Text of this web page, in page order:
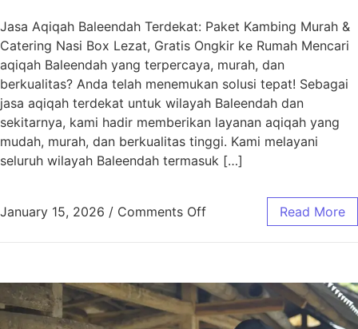
Jasa Aqiqah Baleendah Terdekat: Paket Kambing Murah &
Catering Nasi Box Lezat, Gratis Ongkir ke Rumah Mencari
aqiqah Baleendah yang terpercaya, murah, dan
berkualitas? Anda telah menemukan solusi tepat! Sebagai
jasa aqiqah terdekat untuk wilayah Baleendah dan
sekitarnya, kami hadir memberikan layanan aqiqah yang
mudah, murah, dan berkualitas tinggi. Kami melayani
seluruh wilayah Baleendah termasuk […]
January 15, 2026 / Comments Off Read More